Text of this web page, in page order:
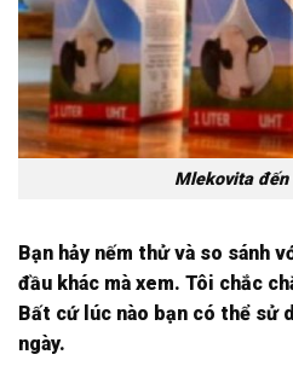
Mlekovita đến
Bạn hảy nếm thử và so sánh
đầu khác mà xem. Tôi chắc
Bất cứ lúc nào bạn có thể sử
ngày.